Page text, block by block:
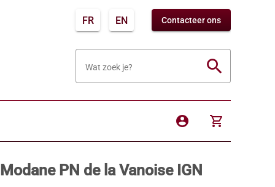
FR EN Contacteer ons
Wat zoek je? search
account_circle shopping_cart
PN de la Vanoise IGN